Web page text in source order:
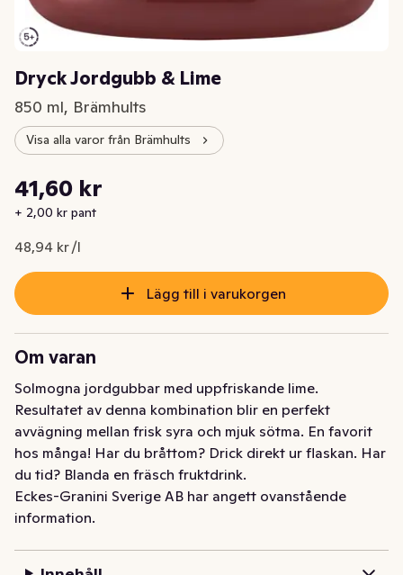
Dryck Jordgubb & Lime
850 ml, Brämhults
Visa alla varor från Brämhults
Nuvarande pris är: 41,60 kr
41,60 kr
+ 2,00 kr pant
48,94 kr /l
Styckpris: 48,94 kr /l
Lägg till i varukorgen
Om varan
Solmogna jordgubbar med uppfriskande lime.
Resultatet av denna kombination blir en perfekt
avvägning mellan frisk syra och mjuk sötma. En favorit
hos många! Har du bråttom? Drick direkt ur flaskan. Har
du tid? Blanda en fräsch fruktdrink.
Eckes-Granini Sverige AB har angett ovanstående
information.